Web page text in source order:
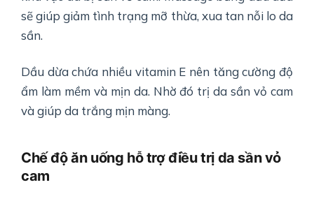
sẽ giúp giảm tình trạng mỡ thừa, xua tan nỗi lo da
sần.
Dầu dừa chứa nhiều vitamin E nên tăng cường độ
ẩm làm mềm và mịn da. Nhờ đó trị da sần vỏ cam
và giúp da trắng mịn màng.
Chế độ ăn uống hỗ trợ điều trị da sần vỏ
cam